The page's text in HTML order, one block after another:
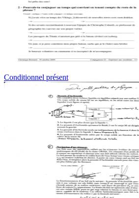
Conditionnel présent